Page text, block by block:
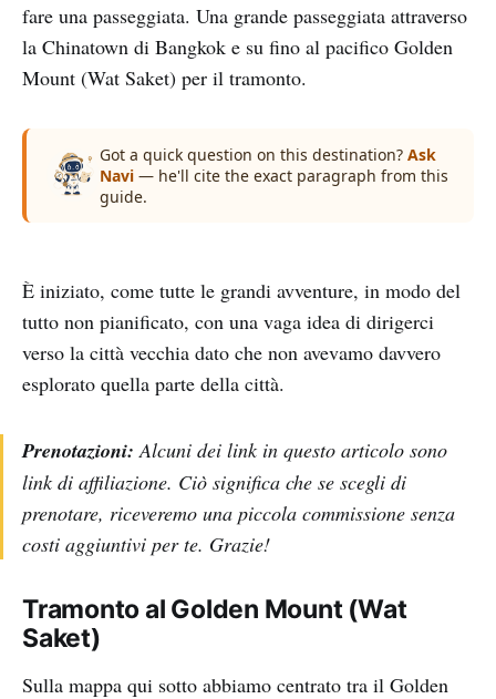
fare una passeggiata. Una grande passeggiata attraverso
la Chinatown di Bangkok e su fino al pacifico Golden
Mount (Wat Saket) per il tramonto.
Got a quick question on this destination? Ask
Navi — he'll cite the exact paragraph from this
guide.
È iniziato, come tutte le grandi avventure, in modo del
tutto non pianificato, con una vaga idea di dirigerci
verso la città vecchia dato che non avevamo davvero
esplorato quella parte della città.
Prenotazioni: Alcuni dei link in questo articolo sono
link di affiliazione. Ciò significa che se scegli di
prenotare, riceveremo una piccola commissione senza
costi aggiuntivi per te. Grazie!
Tramonto al Golden Mount (Wat
Saket)
Sulla mappa qui sotto abbiamo centrato tra il Golden